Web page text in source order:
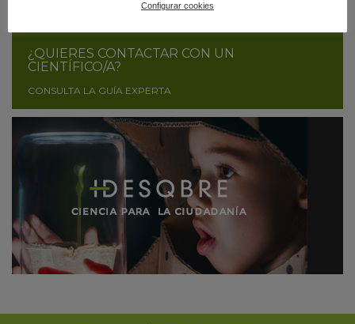
¿QUIERES CONTACTAR CON UN
CIENTÍFICO/A?
CONSULTA LA GUÍA EXPERTA
Configurar cookies